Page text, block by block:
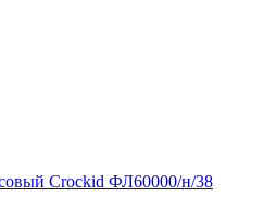
Crockid ФЛ60000/н/38